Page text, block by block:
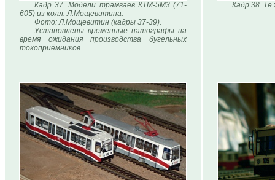
Кадр 37. Модели трамваев КТМ-5М3 (71-
605) из колл. Л.Мощевитина.
Фото: Л.Мощевитин (кадры 37-39).
Установлены временные патографы на
время ожидания производства бугельных
токоприёмников.
Кадр 38. Те